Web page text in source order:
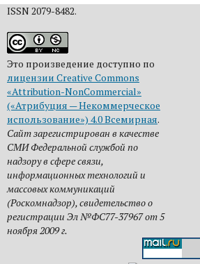
ISSN 2079-8482.
Это произведение доступно по
лицензии Creative Commons
«Attribution-NonCommercial»
(«Атрибуция — Некоммерческое
использование») 4.0 Всемирная.
Сайт зарегистрирован в качестве
СМИ Федеральной службой по
надзору в сфере связи,
информационных технологий и
массовых коммуникаций
(Роскомнадзор), свидетельство о
регистрации Эл №ФС77-37967 от 5
ноября 2009 г.